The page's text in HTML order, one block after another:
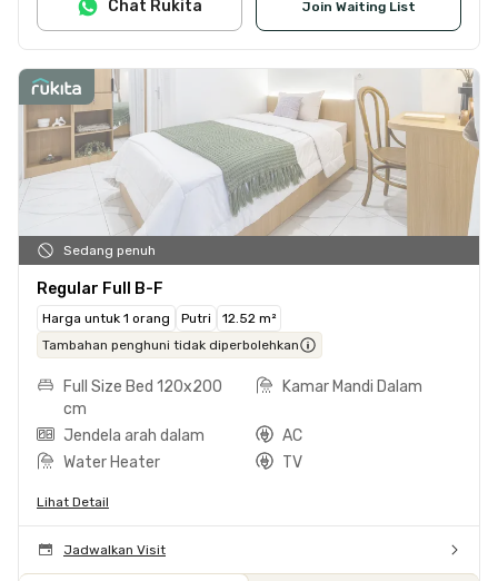
Join Waiting List
Chat Rukita
Sedang penuh
Regular Full B-F
Harga untuk 1 orang Putri
12.52 m²
Tambahan penghuni tidak diperbolehkan
Full Size Bed 120x200
cm
Kamar Mandi Dalam
Jendela arah dalam
AC
Water Heater
TV
Lihat Detail
Jadwalkan Visit